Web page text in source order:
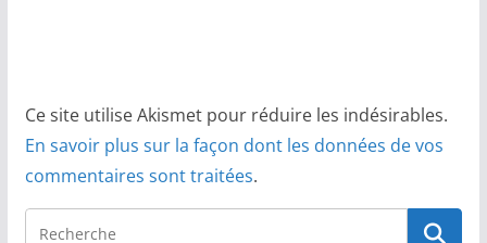
Ce site utilise Akismet pour réduire les indésirables.
En savoir plus sur la façon dont les données de vos
commentaires sont traitées.